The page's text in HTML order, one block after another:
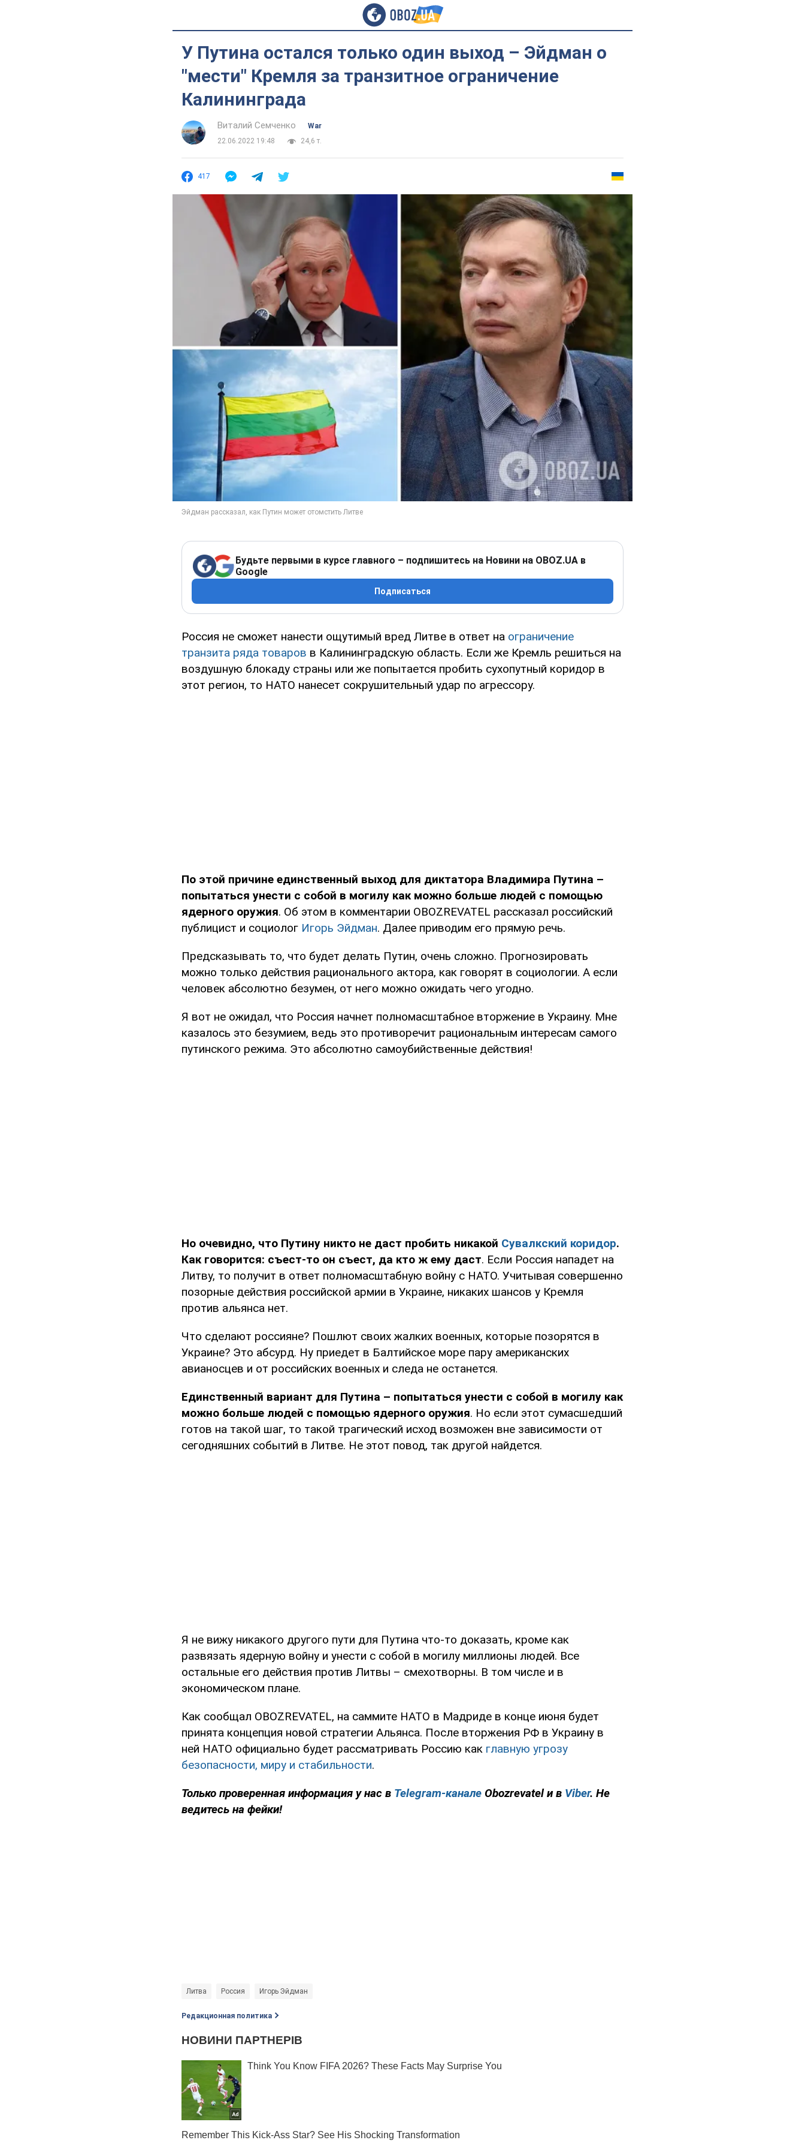
У Путина остался только один выход – Эйдман о
"мести" Кремля за транзитное ограничение
Калининграда
Виталий Семченко
War
22.06.2022 19:48
24,6 т.
417
Будьте первыми в курсе главного – подпишитесь на Новини на OBOZ.UA в
Google
Подписаться
Россия не сможет нанести ощутимый вред Литве в ответ на ограничение
транзита ряда товаров в Калининградскую область. Если же Кремль решиться на
воздушную блокаду страны или же попытается пробить сухопутный коридор в
этот регион, то НАТО нанесет сокрушительный удар по агрессору.
По этой причине единственный выход для диктатора Владимира Путина –
попытаться унести с собой в могилу как можно больше людей с помощью
ядерного оружия. Об этом в комментарии OBOZREVATEL рассказал российский
публицист и социолог Игорь Эйдман. Далее приводим его прямую речь.
Предсказывать то, что будет делать Путин, очень сложно. Прогнозировать
можно только действия рационального актора, как говорят в социологии. А если
человек абсолютно безумен, от него можно ожидать чего угодно.
Я вот не ожидал, что Россия начнет полномасштабное вторжение в Украину. Мне
казалось это безумием, ведь это противоречит рациональным интересам самого
путинского режима. Это абсолютно самоубийственные действия!
Но очевидно, что Путину никто не даст пробить никакой Сувалкский коридор.
Как говорится: съест-то он съест, да кто ж ему даст. Если Россия нападет на
Литву, то получит в ответ полномасштабную войну с НАТО. Учитывая совершенно
позорные действия российской армии в Украине, никаких шансов у Кремля
против альянса нет.
Что сделают россияне? Пошлют своих жалких военных, которые позорятся в
Украине? Это абсурд. Ну приедет в Балтийское море пару американских
авианосцев и от российских военных и следа не останется.
Единственный вариант для Путина – попытаться унести с собой в могилу как
можно больше людей с помощью ядерного оружия. Но если этот сумасшедший
готов на такой шаг, то такой трагический исход возможен вне зависимости от
сегодняшних событий в Литве. Не этот повод, так другой найдется.
Я не вижу никакого другого пути для Путина что-то доказать, кроме как
развязать ядерную войну и унести с собой в могилу миллионы людей. Все
остальные его действия против Литвы – смехотворны. В том числе и в
экономическом плане.
Как сообщал OBOZREVATEL, на саммите НАТО в Мадриде в конце июня будет
принята концепция новой стратегии Альянса. После вторжения РФ в Украину в
ней НАТО официально будет рассматривать Россию как главную угрозу
безопасности, миру и стабильности.
Только проверенная информация у нас в Telegram-канале Obozrevatel и в Viber. Не
ведитесь на фейки!
Литва Россия Игорь Эйдман
Редакционная политика